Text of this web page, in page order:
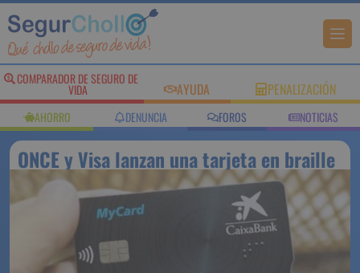
COMPARADOR DE SEGURO DE
VIDA AYUDA PENALIZACIÓN
AHORRO DENUNCIA FOROS NOTICIAS
ONCE y Visa lanzan una tarjeta en braille